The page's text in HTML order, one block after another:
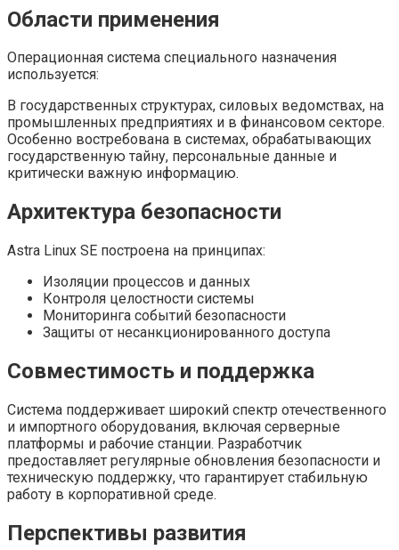
Области применения
Операционная система специального назначения
используется:
В государственных структурах, силовых ведомствах, на
промышленных предприятиях и в финансовом секторе.
Особенно востребована в системах, обрабатывающих
государственную тайну, персональные данные и
критически важную информацию.
Архитектура безопасности
Astra Linux SE построена на принципах:
Изоляции процессов и данных
Контроля целостности системы
Мониторинга событий безопасности
Защиты от несанкционированного доступа
Совместимость и поддержка
Система поддерживает широкий спектр отечественного
и импортного оборудования, включая серверные
платформы и рабочие станции. Разработчик
предоставляет регулярные обновления безопасности и
техническую поддержку, что гарантирует стабильную
работу в корпоративной среде.
Перспективы развития